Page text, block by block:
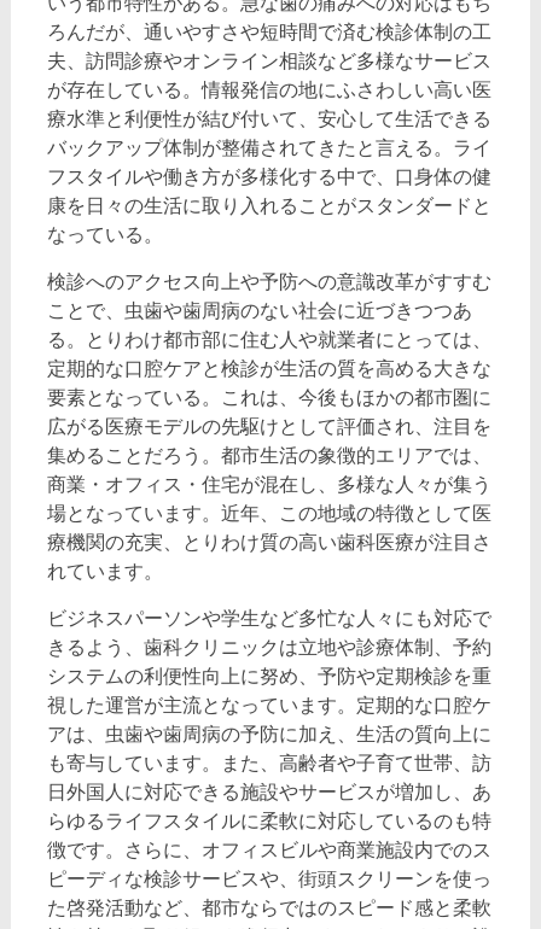
ろんだが、通いやすさや短時間で済む検診体制の工
夫、訪問診療やオンライン相談など多様なサービス
が存在している。情報発信の地にふさわしい高い医
療水準と利便性が結び付いて、安心して生活できる
バックアップ体制が整備されてきたと言える。ライ
フスタイルや働き方が多様化する中で、口身体の健
康を日々の生活に取り入れることがスタンダードと
なっている。
検診へのアクセス向上や予防への意識改革がすすむ
ことで、虫歯や歯周病のない社会に近づきつつあ
る。とりわけ都市部に住む人や就業者にとっては、
定期的な口腔ケアと検診が生活の質を高める大きな
要素となっている。これは、今後もほかの都市圏に
広がる医療モデルの先駆けとして評価され、注目を
集めることだろう。都市生活の象徴的エリアでは、
商業・オフィス・住宅が混在し、多様な人々が集う
場となっています。近年、この地域の特徴として医
療機関の充実、とりわけ質の高い歯科医療が注目さ
れています。
ビジネスパーソンや学生など多忙な人々にも対応で
きるよう、歯科クリニックは立地や診療体制、予約
システムの利便性向上に努め、予防や定期検診を重
視した運営が主流となっています。定期的な口腔ケ
アは、虫歯や歯周病の予防に加え、生活の質向上に
も寄与しています。また、高齢者や子育て世帯、訪
日外国人に対応できる施設やサービスが増加し、あ
らゆるライフスタイルに柔軟に対応しているのも特
徴です。さらに、オフィスビルや商業施設内でのス
ピーディな検診サービスや、街頭スクリーンを使っ
た啓発活動など、都市ならではのスピード感と柔軟